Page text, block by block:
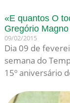
«E quantos O
Gregório
09/02/2015
Dia 09 de
semana do
15º aniversário